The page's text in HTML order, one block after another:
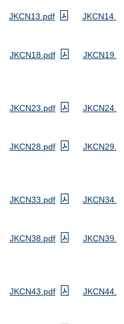
JKCN13.pdf
JKCN14.
JKCN18.pdf
JKCN19.
JKCN23.pdf
JKCN24.
JKCN28.pdf
JKCN29.
JKCN33.pdf
JKCN34.
JKCN38.pdf
JKCN39.
JKCN43.pdf
JKCN44.